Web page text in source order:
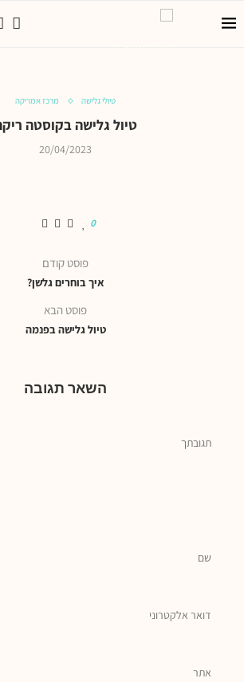
טיולי גלישה מרכז אמריקה
טיול גלישה בקוסטה
20/04/2023
0
פוסט קודם
איך בוחרים גלשן?
פוסט הבא
טיול גלישה בפנמה
השאר תגובה